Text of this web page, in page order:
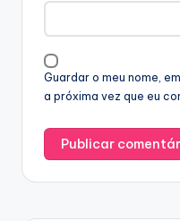
Guardar o meu nome,
a próxima vez que eu